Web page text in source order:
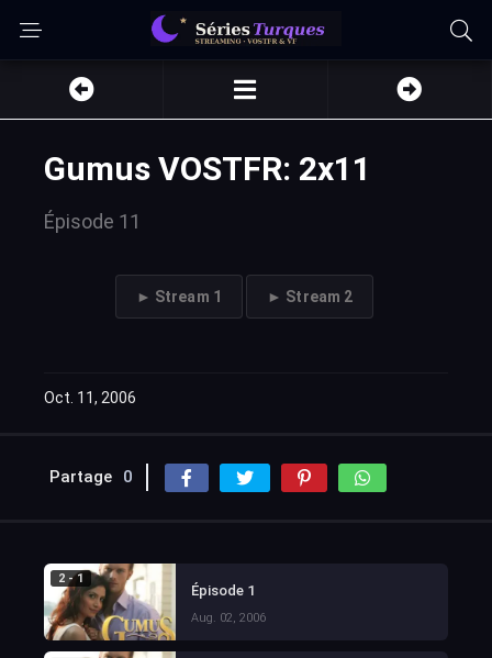
Gumus VOSTFR: 2x11
Épisode 11
► Stream 1 ► Stream 2
Oct. 11, 2006
Partage 0
2 - 1
Épisode 1
Aug. 02, 2006